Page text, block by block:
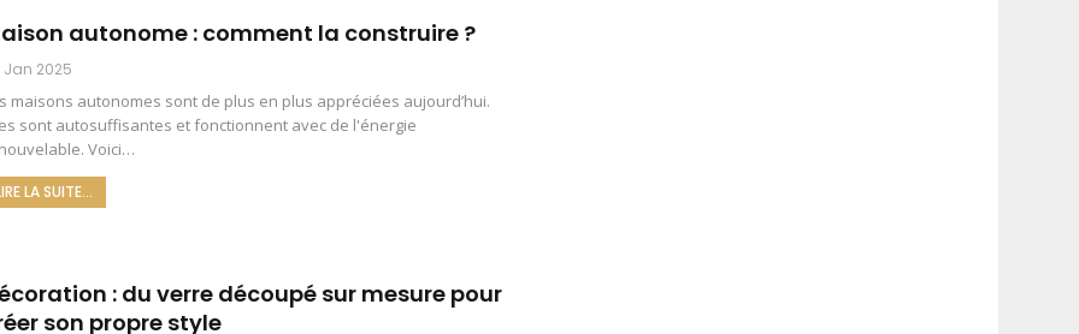
autonome : comment la construire ?
Jan 2025
maisons autonomes sont de plus en plus appréciées aujourd’hui.
sont autosuffisantes et fonctionnent avec de l'énergie
Voici…
LA SUITE...
: du verre découpé sur mesure pour
son propre style